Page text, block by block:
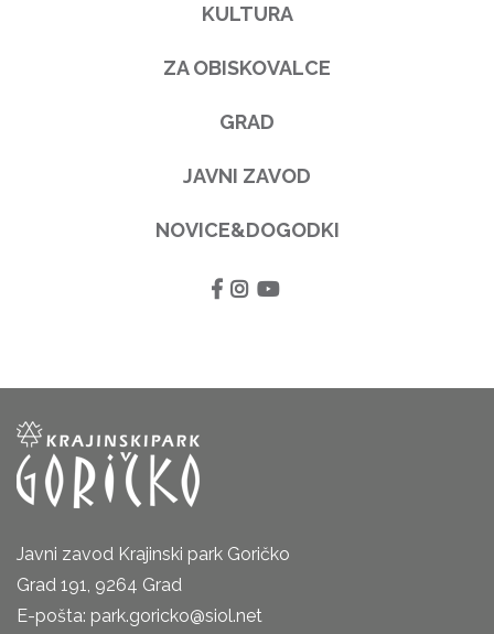
KULTURA
ZA OBISKOVALCE
GRAD
JAVNI ZAVOD
NOVICE&DOGODKI
Javni zavod Krajinski park Goričko
Grad 191, 9264 Grad
E-pošta: park.goricko@siol.net